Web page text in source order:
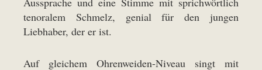
tenoralem Schmelz, genial für den jungen
Liebhaber, der er ist.
Auf gleichem Ohrenweiden-Niveau singt mit